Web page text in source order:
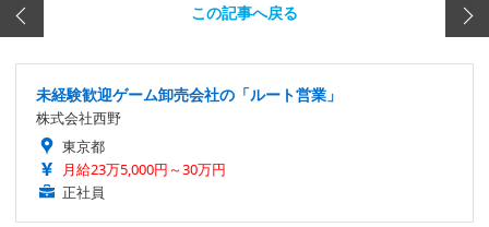
この記事へ戻る
未経験歓迎ゲーム卸売会社の「ルート営業」
株式会社西野
東京都
月給23万5,000円～30万円
正社員